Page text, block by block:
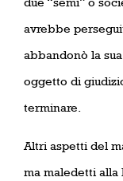
avrebbe
abbandonò la
oggetto di
terminare.
Altri aspetti del
ma maledetti alla